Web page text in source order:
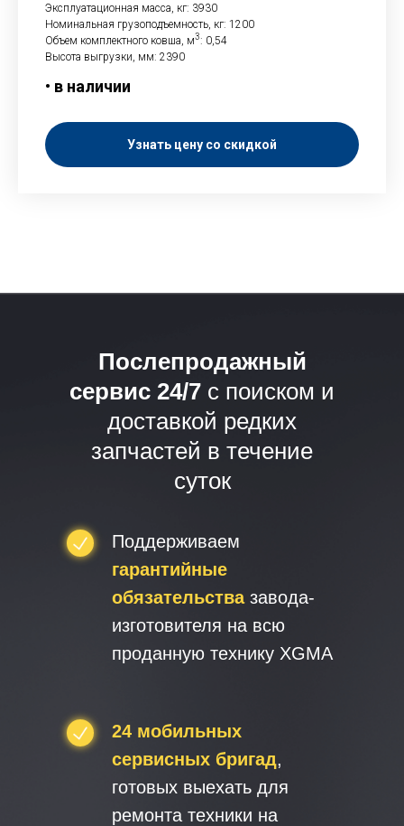
Эксплуатационная масса, кг: 3930
Номинальная грузоподъемность, кг: 1200
Объем комплектного ковша, м3: 0,54
Высота выгрузки, мм: 2390
• в наличии
Узнать цену со скидкой
Послепродажный
сервис 24/7 с поиском и
доставкой редких
запчастей в течение
суток
Поддерживаем
гарантийные
обязательства завода-
изготовителя на всю
проданную технику XGMA
24 мобильных
сервисных бригад,
готовых выехать для
ремонта техники на